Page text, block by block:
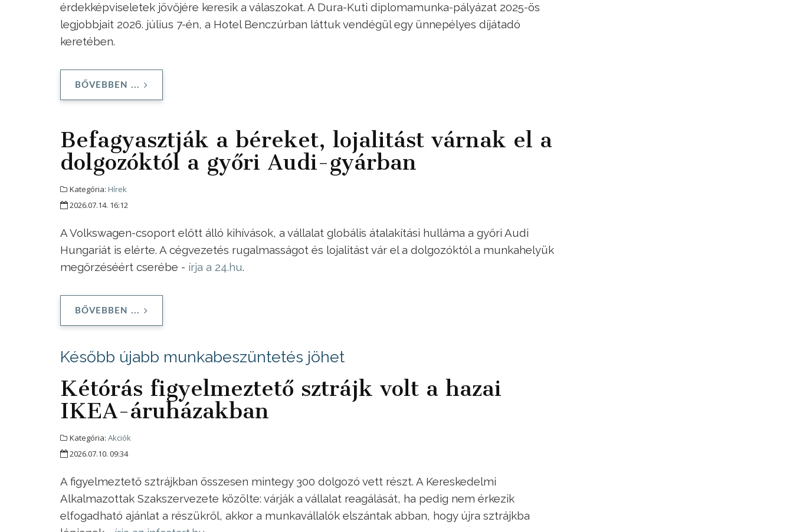
érdekképviseletek jövőjére keresik a válaszokat. A Dura-Kuti diplomamunka-pályázat 2025-ös
legjobbjait 2026. július 7-én, a Hotel Benczúrban láttuk vendégül egy ünnepélyes díjátadó
keretében.
BŐVEBBEN ...
Befagyasztják a béreket, lojalitást várnak el a
dolgozóktól a győri Audi-gyárban
Kategória: Hírek
2026.07.14. 16:12
A Volkswagen-csoport előtt álló kihívások, a vállalat globális átalakítási hulláma a győri Audi
Hungariát is elérte. A cégvezetés rugalmasságot és lojalitást vár el a dolgozóktól a munkahelyük
megőrzéséért cserébe - írja a 24.hu.
BŐVEBBEN ...
Később újabb munkabeszüntetés jöhet
Kétórás figyelmeztető sztrájk volt a hazai
IKEA-áruházakban
Kategória: Akciók
2026.07.10. 09:34
A figyelmeztető sztrájkban összesen mintegy 300 dolgozó vett részt. A Kereskedelmi
Alkalmazottak Szakszervezete közölte: várják a vállalat reagálását, ha pedig nem érkezik
elfogadható ajánlat a részükről, akkor a munkavállalók elszántak abban, hogy újra sztrájkba